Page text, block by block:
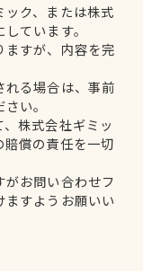
ク、または株式
ています。
ますが、内容を完
れる場合は、事前
い。
株式会社ギミッ
償の責任を一切
お問い合わせフ
ますようお願いい